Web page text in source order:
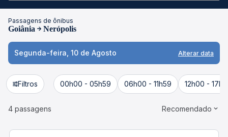
Passagens de ônibus
Goiânia Nerópolis
Segunda-feira, 10 de Agosto Alterar data
Filtros 00h00 - 05h59 06h00 - 11h59 12h00 -
4 passagens Recomendado